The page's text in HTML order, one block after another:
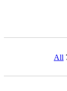
All